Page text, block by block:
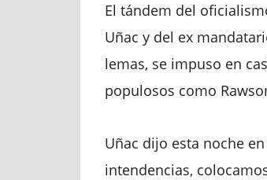
El tándem del
Uñac y del ex
lemas, se impuso en
populosos como
Uñac dijo esta noche
intendencias,